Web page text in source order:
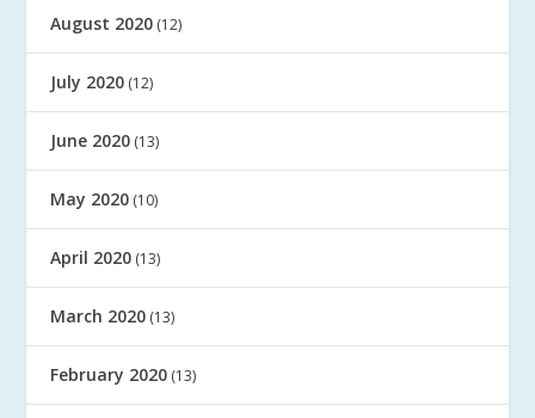
August 2020 (12)
July 2020 (12)
June 2020 (13)
May 2020 (10)
April 2020 (13)
March 2020 (13)
February 2020 (13)